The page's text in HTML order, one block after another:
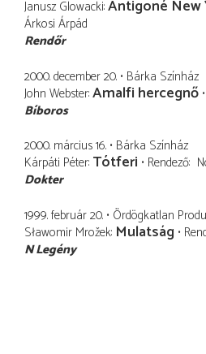
Janusz Glowacki Antigoné New
Árkosi Árpád
Rendőr
2000. december 20. Bárka Színház
John Webster Amalfi hercegnő
Bíboros
2000. március 16. Bárka Színház
Kárpáti Péter Tótferi Rendező
Dokter
1999. február 20. Ördögkatlan
Sławomir Mrožek Mulatság
N Legény